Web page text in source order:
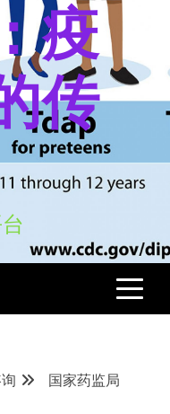
疫
传
国家药监局